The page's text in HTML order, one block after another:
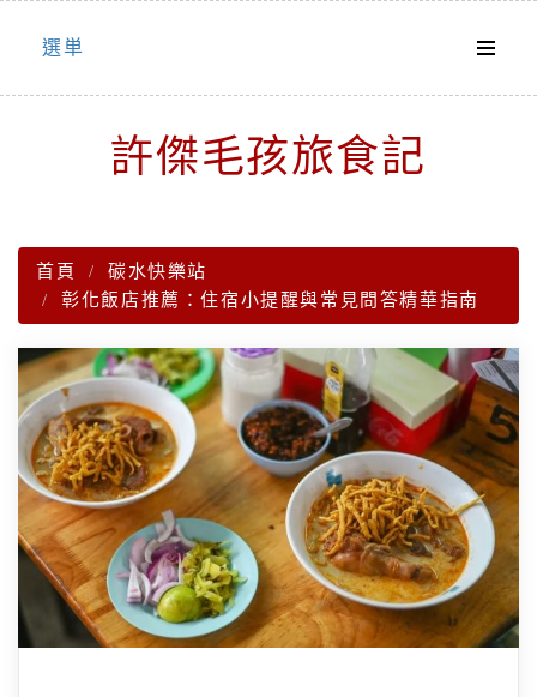
Skip
選単
許傑毛孩旅食記
首頁
碳水快樂站
彰化飯店推薦：住宿小提醒與常見問答精華指南